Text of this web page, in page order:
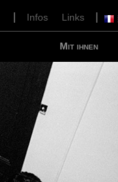
Infos Links
Mit ihnen